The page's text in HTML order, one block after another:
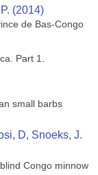
(2014)
de Bas-Congo
Part 1.
small barbs
D, Snoeks, J.
Congo minnow